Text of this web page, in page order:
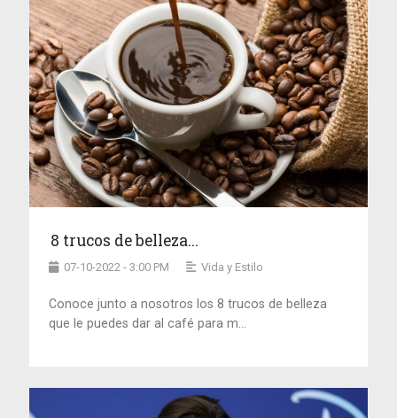
8 trucos de belleza...
07-10-2022 - 3:00 PM Vida y Estilo
Conoce junto a nosotros los 8 trucos de belleza
que le puedes dar al café para m...